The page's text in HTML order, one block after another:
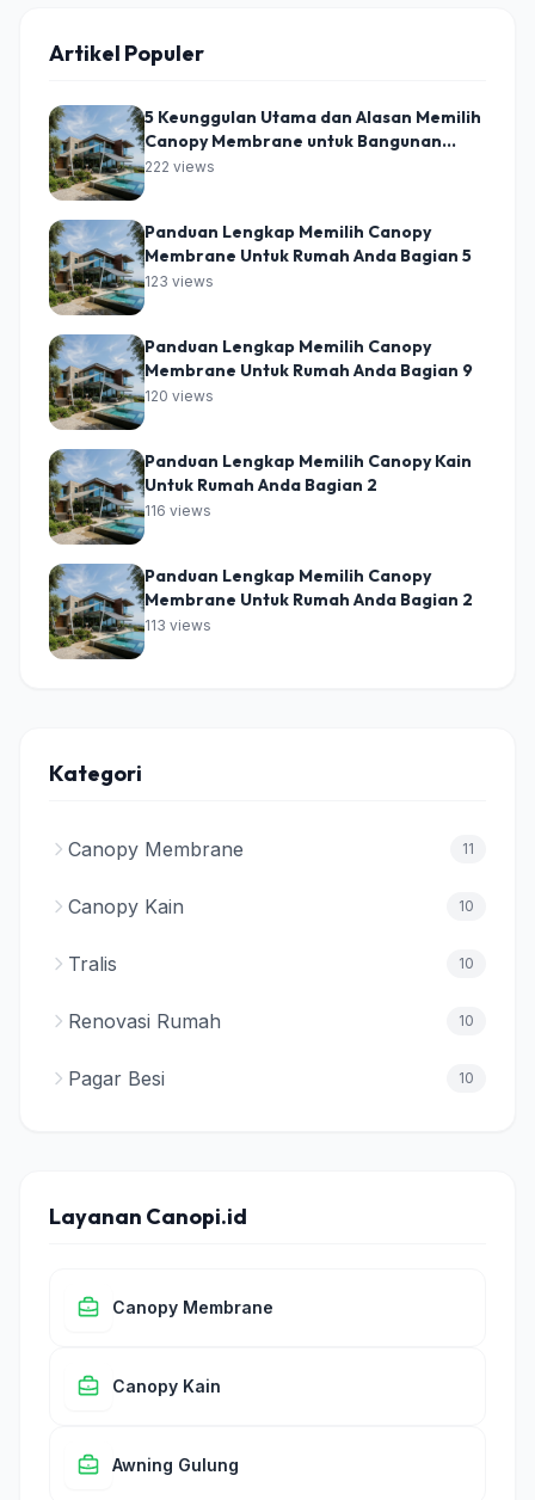
Artikel Populer
5 Keunggulan Utama dan Alasan Memilih
Canopy Membrane untuk Bangunan
Modern
222 views
Panduan Lengkap Memilih Canopy
Membrane Untuk Rumah Anda Bagian 5
123 views
Panduan Lengkap Memilih Canopy
Membrane Untuk Rumah Anda Bagian 9
120 views
Panduan Lengkap Memilih Canopy Kain
Untuk Rumah Anda Bagian 2
116 views
Panduan Lengkap Memilih Canopy
Membrane Untuk Rumah Anda Bagian 2
113 views
Kategori
Canopy Membrane 11
Canopy Kain 10
Tralis 10
Renovasi Rumah 10
Pagar Besi 10
Layanan Canopi.id
Canopy Membrane
Canopy Kain
Awning Gulung